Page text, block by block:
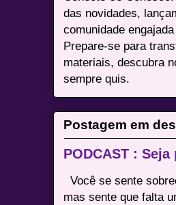
das novidades,
comunidade
Prepare-se para
materiais, descubra
sempre quis.
Postagem em
PODCAST :
Você se sente
mas sente que falta